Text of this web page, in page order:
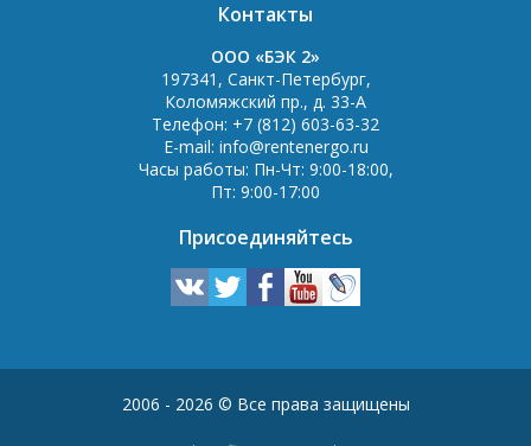
Контакты
OOO «БЭК 2»
197341 , Санкт-Петербург,
Коломяжский пр., д. 33-А
Телефон: +7 (812) 603-63-32
E-mail: info@rentenergo.ru
Часы работы: Пн-Чт: 9:00-18:00,
Пт: 9:00-17:00
Присоединяйтесь
2006 - 2026 © Все права защищены